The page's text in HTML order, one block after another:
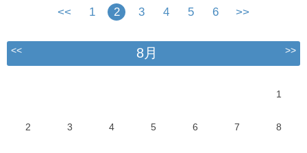
<< 1 2 3 4 5 6 >>
<< 8月 >>
1
2 3 4 5 6 7 8